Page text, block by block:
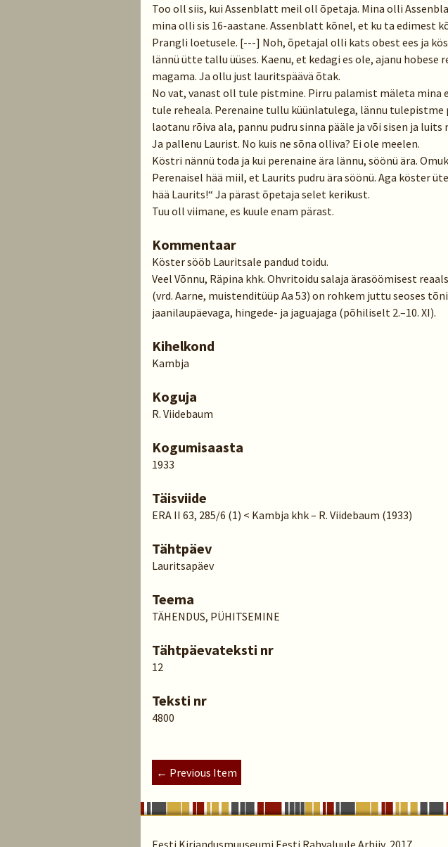
Too oll siis, kui Assenblatt meil oll õpetaja. Mina olli
mina olli sis 16-aastane. Assenblatt kõnel, et ku ta edimest
Prangli loetusele. [---] Noh, õpetajal olli kats obest ees ja
lännü ütte tallu üüses. Kaenu, et kedagi es ole, ajanu hobese
magama. Ja ollu just lauritspäävä õtak.
No vat, vanast oll tule pistmine. Pirru palamist mäleta mina
tule reheala. Perenaine tullu küünlatulega, lännu tulepistme
laotanu rõiva ala, pannu pudru sinna pääle ja või sisen ja luits
Ja pallenu Laurist. No kuis ne sõna olliva? Ei ole meelen.
Köstri nännü toda ja kui perenaine ära lännu, söönü ära.
Perenaisel hää miil, et Laurits pudru ära söönü. Aga köster
hää Laurits!“ Ja pärast õpetaja selet kerikust.
Tuu oll viimane, es kuule enam pärast.
Kommentaar
Köster sööb Lauritsale pandud toidu.
Veel Võnnu, Räpina khk. Ohvritoidu salaja ärasöömisest
(vrd. Aarne, muistenditüüp Aa 53) on rohkem juttu seoses
jaanilaupäevaga, hingede- ja jaguajaga (põhiliselt 2.–10. XI).
Kihelkond
Kambja
Koguja
R. Viidebaum
Kogumisaasta
1933
Täisviide
ERA II 63, 285/6 (1) < Kambja khk – R. Viidebaum (1933)
Tähtpäev
Lauritsapäev
Teema
TÄHENDUS, PÜHITSEMINE
Tähtpäevateksti nr
12
Teksti nr
4800
← Previous Item
Eesti Kirjandusmuuseumi Eesti Rahvaluule Arhiiv, 2017